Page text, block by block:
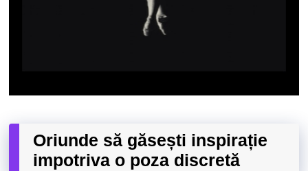
Oriunde să găsești inspirație
impotriva o poza discretă